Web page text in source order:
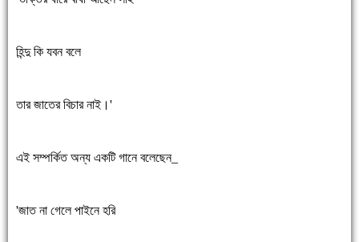
হিন্দু কি যবন বলে
তার জাতের বিচার নাই।'
এই সম্পর্কিত অন্য একটি গানে বলেছেন_
'জাত না গেলে পাইনে হরি